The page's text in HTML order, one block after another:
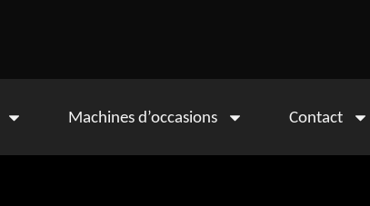
Machines d’occasions Contact